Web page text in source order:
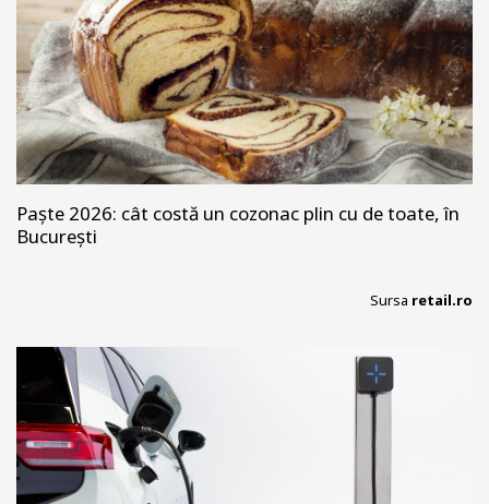
Paște 2026: cât costă un cozonac plin cu de toate, în
București
Sursa retail.ro